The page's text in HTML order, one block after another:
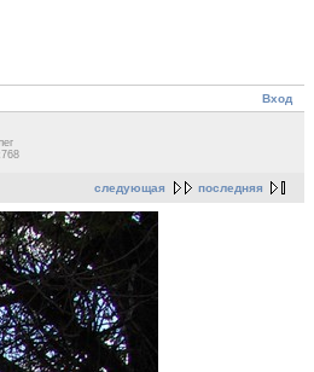
Вход
следующая последняя